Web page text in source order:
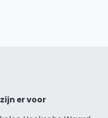
er voor